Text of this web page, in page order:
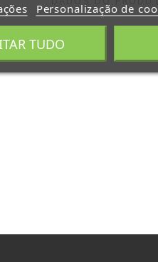
Personalização de
TUDO